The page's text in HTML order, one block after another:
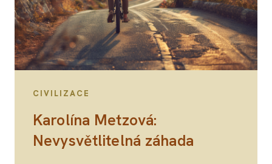
CIVILIZACE
Karolína Metzová:
Nevysvětlitelná záhada